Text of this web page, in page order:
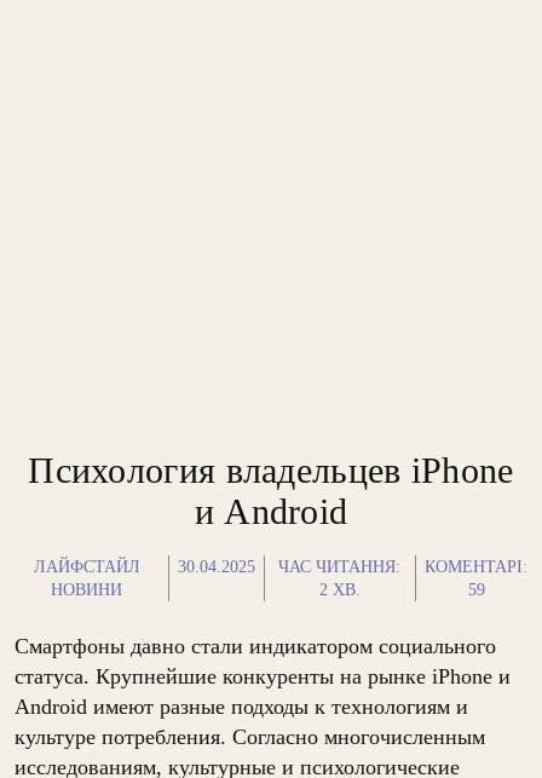
Психология владельцев iPhone
и Android
ЛАЙФСТАЙЛ
НОВИНИ
30.04.2025
ЧАС ЧИТАННЯ:
2 ХВ.
КОМЕНТАРІ:
59
Смартфоны давно стали индикатором социального
статуса. Крупнейшие конкуренты на рынке iPhone и
Android имеют разные подходы к технологиям и
культуре потребления. Согласно многочисленным
исследованиям, культурные и психологические